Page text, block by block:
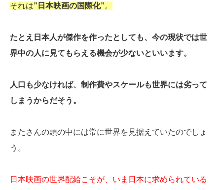
それは”日本映画の国際化”。
たとえ日本人が傑作を作ったとしても、今の現状では世
界中の人に見てもらえる機会が少ないといいます。
人口も少なければ、制作費やスケールも世界には劣って
しまうからだそう。
またさんの頭の中には常に世界を見据えていたのでしょ
う。
日本映画の世界配給こそが、いま日本に求められている